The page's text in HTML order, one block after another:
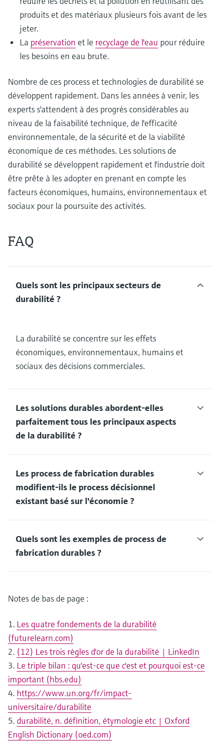
produits et des matériaux plusieurs fois avant de les
jeter.
La préservation et le recyclage de l'eau pour réduire
les besoins en eau brute.
Nombre de ces process et technologies de durabilité se
développent rapidement. Dans les années à venir, les
experts s'attendent à des progrès considérables au
niveau de la faisabilité technique, de l'efficacité
environnementale, de la sécurité et de la viabilité
économique de ces méthodes. Les solutions de
durabilité se développent rapidement et l'industrie doit
être prête à les adopter en prenant en compte les
facteurs économiques, humains, environnementaux et
sociaux pour la poursuite des activités.
FAQ
Quels sont les principaux secteurs de
durabilité ?
La durabilité se concentre sur les effets
économiques, environnementaux, humains et
sociaux des décisions commerciales.
Les solutions durables abordent-elles
parfaitement tous les principaux aspects
de la durabilité ?
Les process de fabrication durables
modifient-ils le process décisionnel
existant basé sur l'économie ?
Quels sont les exemples de process de
fabrication durables ?
Notes de bas de page :
1. Les quatre fondements de la durabilité
(futurelearn.com)
2. (12) Les trois règles d'or de la durabilité | LinkedIn
3. Le triple bilan : qu'est-ce que c'est et pourquoi est-ce
important (hbs.edu)
4. https://www.un.org/fr/impact-
universitaire/durabilite
5. durabilité, n. définition, étymologie etc | Oxford
English Dictionary (oed.com)